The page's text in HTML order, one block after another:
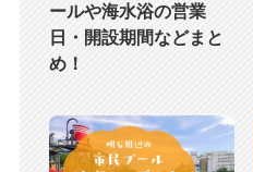
ールや海水浴の営業
日・開設期間などまと
め！